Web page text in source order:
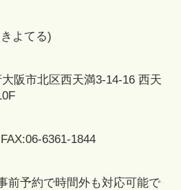
よてる)
阪市北区西天満3-14-16 西天
6361-1844
前予約で時間外も対応可能で